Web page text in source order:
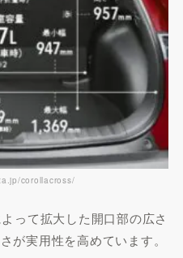
corollacross/
って拡大した開口部の広さ
が実用性を高めています。